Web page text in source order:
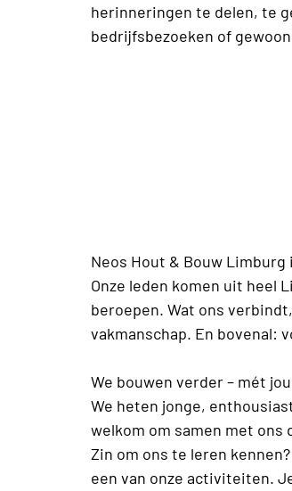
herinneringen te delen, te
bedrijfsbezoeken of
Neos Hout & Bouw
Onze leden komen uit heel
beroepen. Wat ons
vakmanschap. En bovenal:
We bouwen verder – mét
We heten jonge,
welkom om samen met
Zin om ons te leren
een van onze activiteiten.